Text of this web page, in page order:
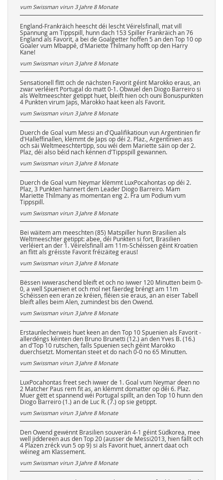
vum Swissman virun 3 Jahre 8 Monate
England-Frankräich heescht déi lescht Véirelsfinall, mat vill
Spannung am Tippspill, hunn dach 153 Spiller Frankräich an 76
England als Favorit, a bei de Goalgetter hoffen 5 an den Top 10 op
Goaler vum Mbappé, d'Mariette Thilmany hofft op den Harry
Kane!
vum Swissman virun 3 Jahre 8 Monate
Sensationell flitt och de nächsten Favorit géint Marokko eraus, an
zwar verléiert Portugal do matt 0-1. Obwuel den Diogo Barreiro si
als Weltmeeschter getippt huet, bleift hien och ouni Bonuspunkten
4 Punkten virum Japs, Marokko haat keen als Favorit.
vum Swissman virun 3 Jahre 8 Monate
Duerch de Goal vum Messi an d'Qualifikatioun vun Argentinien fir
d'Halleffinallen, klëmmt de Japs op déi 2. Plaz., Argentinien ass
och säi Weltmeeschtertipp, sou wéi dem Mariette säin op der 2.
Plaz, déi also béid nach kënnen d'Tippspill gewannen.
vum Swissman virun 3 Jahre 8 Monate
Duerch de Goal vum Neymar klëmmt LuxPocahontas op déi 2.
Plaz, 3 Punkten hannert dem Leader Diogo Barreiro. Mam
Mariette Thilmany as momentan eng 2. Fra um Podium vum
Tippspill.
vum Swissman virun 3 Jahre 8 Monate
Bei wäitem am meeschten (85) Matspiller hunn Brasilien als
Weltmeeschter getippt: abee, déi Punkten si fort, Brasilien
verléiert an der 1. Véirelsfinall am 11m-Schéissen géint Kroatien
an flitt als gréisste Favorit fréizäiteg eraus!
vum Swissman virun 3 Jahre 8 Monate
Bëssen iwweraschend bleift et och no iwwer 120 Minutten beim 0-
0, a well Spuenien et och mol net fäerdeg bréngt am 11m
Schéissen een eran ze kréien, fléien sie eraus, an an eiser Tabell
bleift alles beim Alen, zumindest bis den Owend.
vum Swissman virun 3 Jahre 8 Monate
Erstaunlecherweis huet keen an den Top 10 Spuenien als Favorit -
allerdéngs kéinten den Bruno Brunetti (12.) an den Yves B. (16.)
an d'Top 10 rutschen, falls Spuenien sech géint Marokko
duerchsetzt. Momentan steet et do nach 0-0 no 65 Minutten.
vum Swissman virun 3 Jahre 8 Monate
LuxPocahontas freet sech iwwer de 1. Goal vum Neymar deen no
2 Matcher Paus rem fit as, an klëmmt domatter op déi 6. Plaz.
Muer gëtt et spannend wéi Portugal spillt, an den Top 10 hunn den
Diogo Barreiro (1.) an de Luc R. (7.) op sie getippt.
vum Swissman virun 3 Jahre 8 Monate
Den Owend gewënnt Brasilien souverän 4-1 géint Südkorea, mee
well jiddereen aus den Top 20 (ausser de Messi2013, hien fällt och
4 Plazen zréck vun 5 op 9) si als Favorit huet, ännert daat och
wéineg am Klassement.
vum Swissman virun 3 Jahre 8 Monate